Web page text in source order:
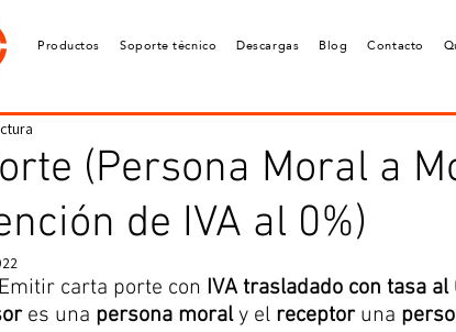
Productos Soporte técnico Descargas Blog Contacto
(Persona Moral a
de IVA al 0%)
Emitir carta porte con IVA trasladado con tasa al
es una persona moral y el receptor una